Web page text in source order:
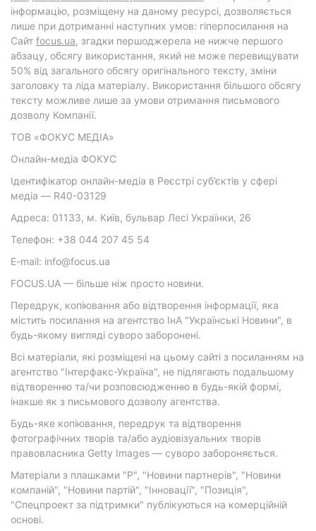
інформацію, розміщену на даному ресурсі, дозволяється
лише при дотриманні наступних умов: гіперпосилання на
Cайт focus.ua, згадки першоджерела не нижче першого
абзацу, обсягу використання, який не може перевищувати
50% від загального обсягу оригінального тексту, зміни
заголовку та ліда матеріалу. Використання більшого обсягу
тексту можливе лише за умови отримання письмового
дозволу Компанії.
ТОВ «ФОКУС МЕДІА»
Онлайн-медіа ФОКУС
Ідентифікатор онлайн-медіа в Реєстрі суб’єктів у сфері
медіа — R40-03129
Адреса: 01133, м. Київ, бульвар Лесі Українки, 26
Телефон: +38 044 207 45 54
E-mail: info@focus.ua
FOCUS.UA — більше ніж просто новини.
Передрук, копіювання або відтворення інформації, яка
містить посилання на агентство ІнА "Українські Новини", в
будь-якому вигляді суворо заборонені.
Всі матеріали, які розміщені на цьому сайті з посиланням на
агентство "Інтерфакс-Україна", не підлягають подальшому
відтворенню та/чи розповсюдженню в будь-якій формі,
інакше як з письмового дозволу агентства.
Будь-яке копіювання, передрук та відтворення
фотографічних творів та/або аудіовізуальних творів
правовласника Getty Images — суворо забороняється.
Матеріали з плашками "Р", "Новини партнерів", "Новини
компаній", "Новини партій", "Інновації", "Позиція",
"Спецпроект за підтримки" публікуються на комерційній
основі.